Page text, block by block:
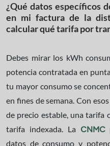
¿Qué datos específicos
en mi factura de la
calcular qué tarifa por
Debes mirar los kWh
potencia contratada en
tu mayor consumo se
en fines de semana. Con
de precio estable, una tarifa
tarifa indexada. La
CNMC
datos de consumo y